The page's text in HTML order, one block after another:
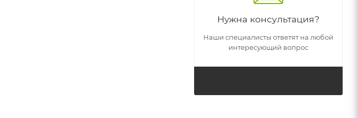
Нужна консультация?
Наши специалисты ответят на любой
интересующий вопрос